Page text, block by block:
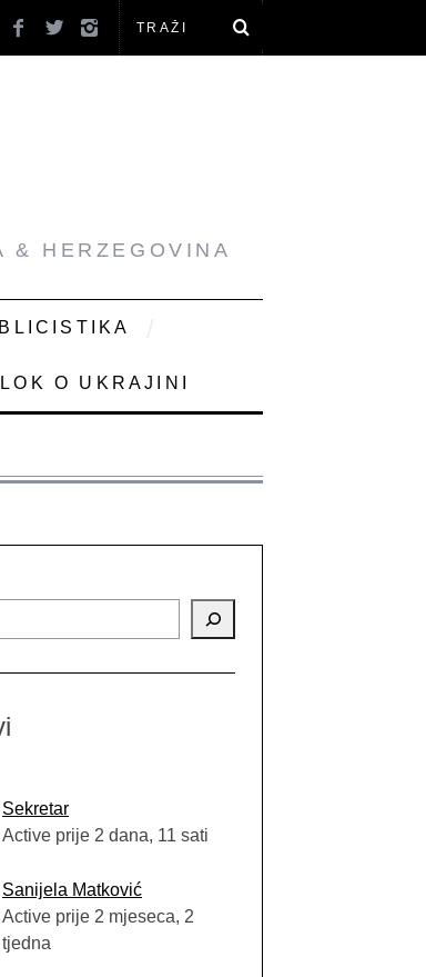
HERZEGOVINA
O UKRAJINI
Sekretar
Active prije 2 dana, 11 sati
Sanijela Matković
Active prije 2 mjeseca, 2
tjedna